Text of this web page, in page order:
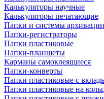
Калькуляторы научные
Калькуляторы печатающие
Папки и системы архивации
Папки-регистраторы
Папки пластиковые
Папки-планшеты
Карманы самоклеящиеся
Папки-конверты
Папки пластиковые с
Папки пластиковые на